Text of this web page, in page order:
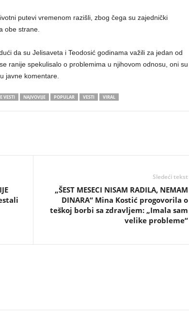
putevi vremenom razišli, zbog čega su zajednički
obe strane.
da su Jelisaveta i Teodosić godinama važili za jedan od
ranije spekulisalo o problemima u njihovom odnosu, oni su
javne komentare.
VESTI NAJVOVIJE POPULAR VESTI VIRAL
Sledeći tekst
„ŠEST MESECI NISAM RADILA, NEMAM
DINARA“ Mina Kostić progovorila o
teškoj borbi sa zdravljem: „Imala sam
velike probleme“